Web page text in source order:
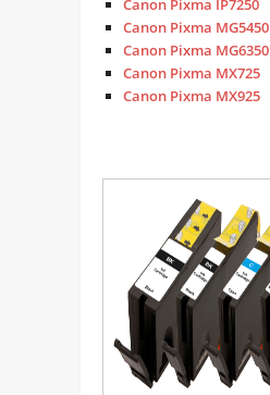
Canon Pixma IP7250
Canon Pixma MG5450
Canon Pixma MG6350
Canon Pixma MX725
Canon Pixma MX925